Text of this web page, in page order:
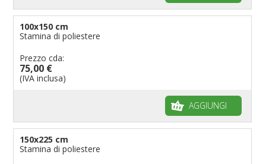
100x150 cm
Stamina di poliestere
Prezzo cda:
75,00 €
(IVA inclusa)
AGGIUNGI
150x225 cm
Stamina di poliestere